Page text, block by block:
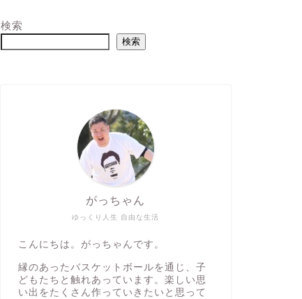
検索
検索
ゆっくり人生 自由な生活
がっちゃん
こんにちは。がっちゃんです。
縁のあったバスケットボールを通じ、子
どもたちと触れあっています。楽しい思
い出をたくさん作っていきたいと思って